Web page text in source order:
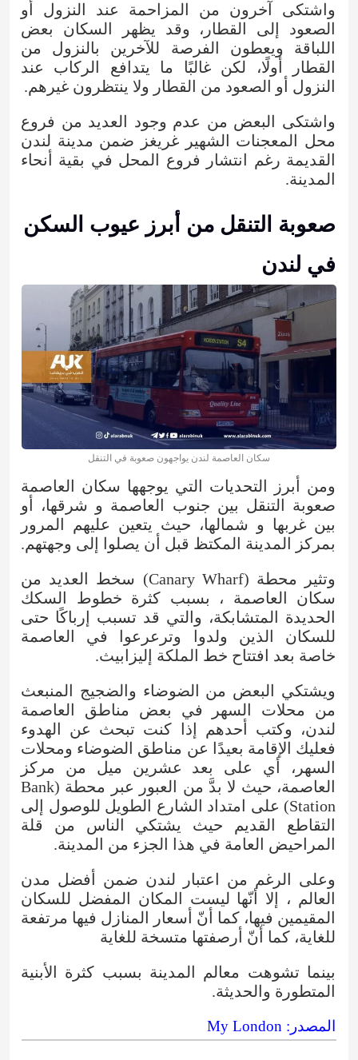
واشتكى آخرون من المزاحمة عند النزول أو
الصعود إلى القطار، وقد يظهر السكان بعض
اللباقة ويعطون الفرصة للآخرين بالنزول من
القطار أولًا، لكن غالبًا ما يتدافع الركاب عند
النزول أو الصعود من القطار ولا ينتظرون غيرهم.
واشتكى البعض من عدم وجود العديد من فروع
محل المعجنات الشهير غريغز ضمن مدينة لندن
القديمة رغم انتشار فروع المحل في بقية أنحاء
المدينة.
صعوبة التنقل من أبرز عيوب السكن
في لندن
سكان العاصمة لندن يواجهون صعوبة في التنقل
ومن أبرز التحديات التي يوجهها سكان العاصمة
صعوبة التنقل بين جنوب العاصمة و شرقها، أو
بين غربها و شمالها، حيث يتعين عليهم المرور
بمركز المدينة المكتظ قبل أن يصلوا إلى وجهتهم.
وتثير محطة (Canary Wharf) سخط العديد من
سكان العاصمة ، بسبب كثرة خطوط السكك
الحديدة المتشابكة، والتي قد تسبب إرباكًا حتى
للسكان الذين ولدوا وترعرعوا في العاصمة
خاصة بعد افتتاح خط الملكة إليزابيث.
ويشتكي البعض من الضوضاء والضجيج المنبعث
من محلات السهر في بعض مناطق العاصمة
لندن، وكتب أحدهم إذا كنت تبحث عن الهدوء
فعليك الإقامة بعيدًا عن مناطق الضوضاء ومحلات
السهر، أي على بعد عشرين ميل من مركز
العاصمة، حيث لا بدَّ من العبور عبر محطة (Bank
Station) على امتداد الشارع الطويل للوصول إلى
التقاطع القديم حيث يشتكي الناس من قلة
المراحيض العامة في هذا الجزء من المدينة.
وعلى الرغم من اعتبار لندن ضمن أفضل مدن
العالم ، إلا أنّها ليست المكان المفضل للسكان
المقيمين فيها، كما أنّ أسعار المنازل فيها مرتفعة
للغاية، كما أنّ أرصفتها متسخة للغاية
بينما تشوهت معالم المدينة بسبب كثرة الأبنية
المتطورة والحديثة.
المصدر: My London